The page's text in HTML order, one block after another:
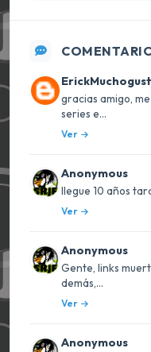
gracias amigo,
series e...
Ver
Anonymous
llegue 10 años
Ver
Anonymous
Gente, links
demás,...
Ver
Anonymous